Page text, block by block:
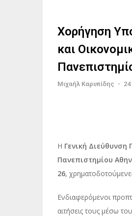
Χορήγηση
και
Μιχαήλ Καρυπίδης - 24
Η Γενική Διεύθυνση
Πανεπιστημίου
26,
Ενδιαφερόμενοι
αιτήσεις τους μέσω